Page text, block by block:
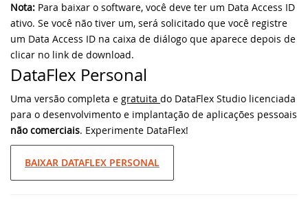
Nota: Para baixar o software, você deve ter um Data Access ID
ativo. Se você não tiver um, será solicitado que você registre
um Data Access ID na caixa de diálogo que aparece depois de
clicar no link de download.
DataFlex Personal
Uma versão completa e gratuita do DataFlex Studio licenciada
para o desenvolvimento e implantação de aplicações pessoais
não comerciais. Experimente DataFlex!
BAIXAR DATAFLEX PERSONAL
VIDsigner
Fórum
Portal 4developers
Knowledge Base (EUA)
Knowledge Base (Brasil)
Produtos Suportados
em expressões regulares e muito mais!
O DataFlex 2025 Beta 1 apresenta campos
de chave primária automáticos, nova
classe cRegEx e muito ma
DataFlex 2025 Alpha 1 lançado - Baixe e
teste agora!
Atualização de segurança do DataFlex
2024/24.0 e 2023/23.0 - Ação necessária!
Institucional
DataFlex
DataFlex Reports
Dynamic AI
Sistemas & Ambientes
Eventos
Participe da live DataFlex 2023
SYNERGY 2023
EDUC 2022
WEBINAR: Migrando para o DataFlex
Contato